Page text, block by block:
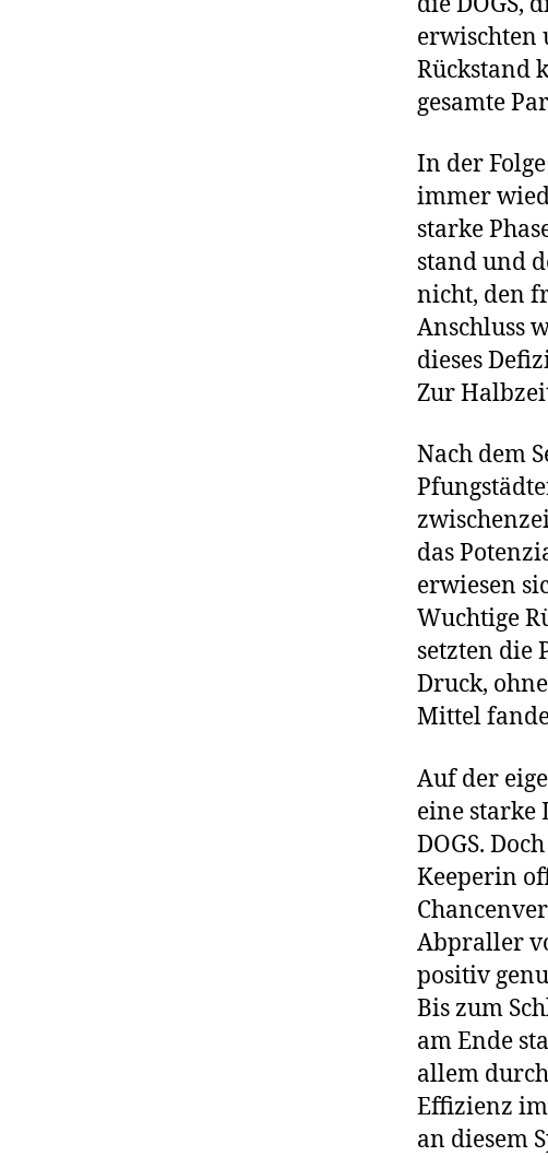
erwischten
Rückstand
gesamte
In der
immer
starke
stand und
nicht, den
Anschluss
dieses
Zur
Nach dem
das
erwiesen
Wuchtige
setzten die
Druck,
Mittel
Auf der
eine starke
DOGS.
Keeperin
Abpraller
positiv
Bis zum
am Ende
allem
Effizienz
an diesem